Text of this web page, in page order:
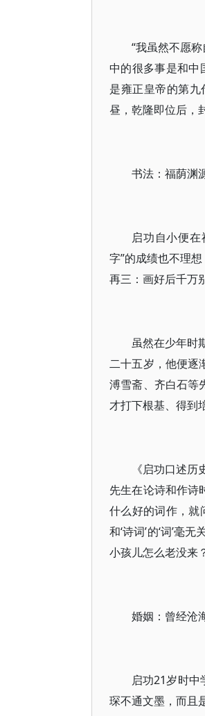
“我虽然不愿
中的很多事是和
是雍正皇帝的第
昼，乾隆即位后，
书法：福荫渊
启功自小便
字”的成绩也不理
再三：画好后千万
虽然在少年时
二十五岁，他便逐
溥雪斋、齐白石等
才打下根基、得到
《启功口述
先生在论诗和作诗
什么好的词作，就
和‘诗词’的‘词’毫
小孩儿怎么老没来
婚姻：曾经沧
启功21岁时
琛不通文墨，而且